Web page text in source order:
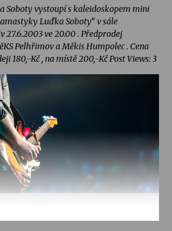
Soboty vystoupí s kaleidoskopem mini
Luďka Soboty“ v sále
ve 20.00 . Předprodej
Pelhřimov a Měkis Humpolec . Cena
180,-Kč , na místě 200,-Kč Post Views: 3